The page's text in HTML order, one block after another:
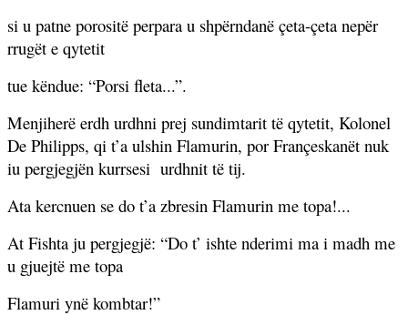
si u patne porositë perpara u shpërndanë çeta-çeta nepër
rrugët e qytetit
tue këndue: “Porsi fleta...”.
Menjiherë erdh urdhni prej sundimtarit të qytetit, Kolonel
De Philipps, qi t’a ulshin Flamurin, por Françeskanët nuk
iu pergjegjën kurrsesi urdhnit të tij.
Ata kercnuen se do t’a zbresin Flamurin me topa!...
At Fishta ju pergjegjë: “Do t’ ishte nderimi ma i madh me
u gjuejtë me topa
Flamuri ynë kombtar!”